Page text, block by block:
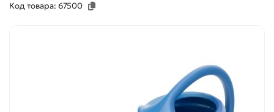
Код товара: 67500